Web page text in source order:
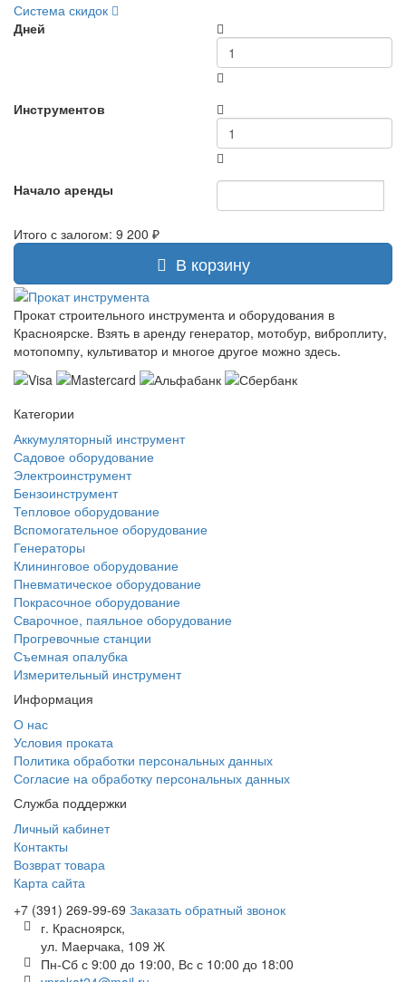
Система скидок
Дней
Инструментов
Начало аренды
Итого с залогом: 9 200 ₽
В корзину
Прокат строительного инструмента и оборудования в
Красноярске. Взять в аренду генератор, мотобур, виброплиту,
мотопомпу, культиватор и многое другое можно здесь.
Категории
Аккумуляторный инструмент
Садовое оборудование
Электроинструмент
Бензоинструмент
Тепловое оборудование
Вспомогательное оборудование
Генераторы
Клининговое оборудование
Пневматическое оборудование
Покрасочное оборудование
Сварочное, паяльное оборудование
Прогревочные станции
Съемная опалубка
Измерительный инструмент
Информация
О нас
Условия проката
Политика обработки персональных данных
Согласие на обработку персональных данных
Служба поддержки
Личный кабинет
Контакты
Возврат товара
Карта сайта
+7 (391) 269-99-69 Заказать обратный звонок
г. Красноярск,
ул. Маерчака, 109 Ж
Пн-Сб с 9:00 до 19:00, Вс с 10:00 до 18:00